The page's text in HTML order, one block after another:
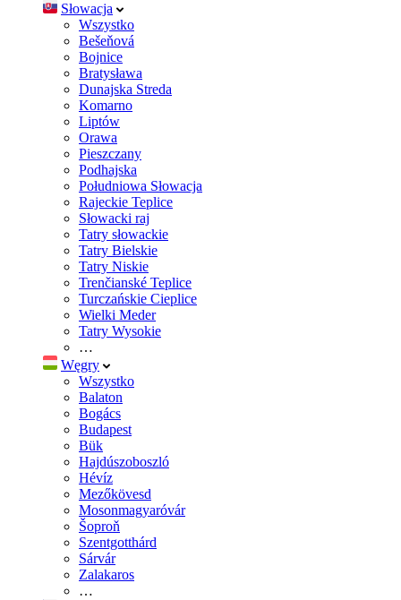
Słowacja
Wszystko
Bešeňová
Bojnice
Bratysława
Dunajska Streda
Komarno
Liptów
Orawa
Pieszczany
Podhajska
Południowa Słowacja
Rajeckie Teplice
Słowacki raj
Tatry słowackie
Tatry Bielskie
Tatry Niskie
Trenčianské Teplice
Turczańskie Cieplice
Wielki Meder
Tatry Wysokie
…
Węgry
Wszystko
Balaton
Bogács
Budapest
Bük
Hajdúszoboszló
Hévíz
Mezőkövesd
Mosonmagyaróvár
Šoproň
Szentgotthárd
Sárvár
Zalakaros
…